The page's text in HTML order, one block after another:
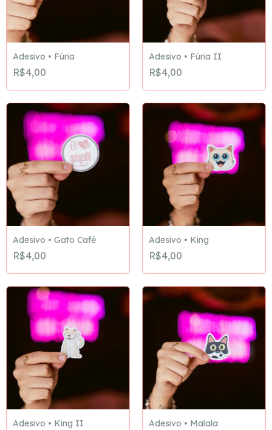
Adesivo • Fúria
R$4,00
Adesivo • Fúria II
R$4,00
Adesivo • Gato Café
R$4,00
Adesivo • King
R$4,00
Adesivo • King II Adesivo • Malala